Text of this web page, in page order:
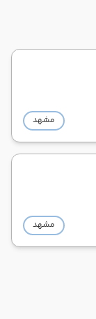
مشهد
مشهد